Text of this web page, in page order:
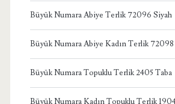
Büyük Numara Abiye Terlik 72096 Siyah
Büyük Numara Abiye Kadın Terlik
Büyük Numara Topuklu Terlik 2405 Taba
Büyük Numara Kadın Topuklu Terlik